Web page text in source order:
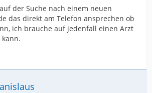
der Suche nach einem neuen
das direkt am Telefon ansprechen ob
ich brauche auf jedenfall einen Arzt